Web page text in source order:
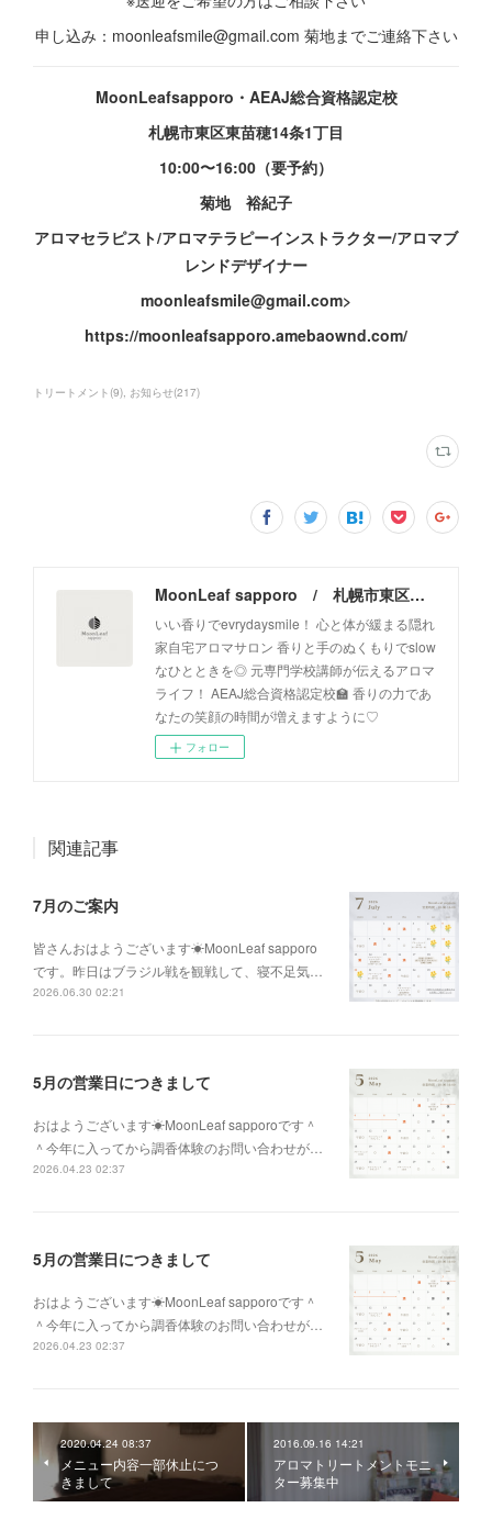
申し込み：moonleafsmile@gmail.com 菊地までご連絡下さい
MoonLeafsapporo・AEAJ総合資格認定校
札幌市東区東苗穂14条1丁目
10:00〜16:00（要予約）
菊地 裕紀子
アロマセラピスト/アロマテラピーインストラクター/アロマブ
レンドデザイナー
moonleafsmile@gmail.com>
https://moonleafsapporo.amebaownd.com/
トリートメント (9) お知らせ(217)
MoonLeaf sapporo / 札幌市東区の100種類以上の香りが楽しめるアロマスクール＆トリートメントサロン
いい香りでevrydaysmile！ 心と体が緩まる隠れ
家自宅アロマサロン 香りと手のぬくもりでslow
なひとときを◎ 元専門学校講師が伝えるアロマ
ライフ！ AEAJ総合資格認定校🏫 香りの力であ
なたの笑顔の時間が増えますように♡
フォロー
関連記事
7月のご案内
皆さんおはようございます☀MoonLeaf sapporo
です。昨日はブラジル戦を観戦して、寝不足気…
2026.06.30 02:21
5月の営業日につきまして
おはようございます☀MoonLeaf sapporoです＾
＾今年に入ってから調香体験のお問い合わせが…
2026.04.23 02:37
5月の営業日につきまして
おはようございます☀MoonLeaf sapporoです＾
＾今年に入ってから調香体験のお問い合わせが…
2026.04.23 02:37
2020.04.24 08:37
メニュー内容一部休止につ
きまして
2016.09.16 14:21
アロマトリートメントモニ
ター募集中